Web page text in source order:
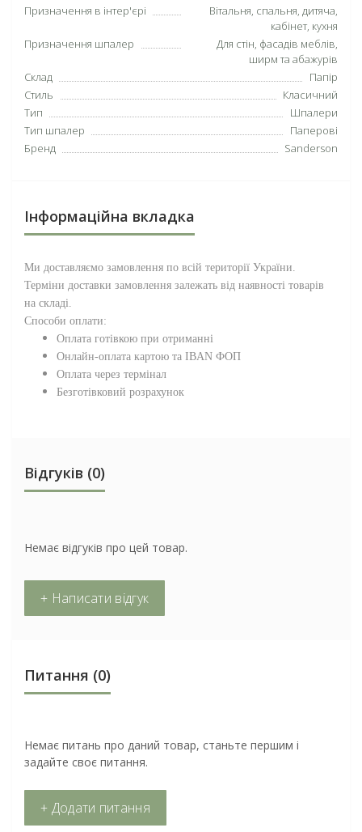
Призначення в інтер'єрі
Вітальня, спальня, дитяча,
кабінет, кухня
Призначення шпалер
Для стін, фасадів меблів,
ширм та абажурів
Склад
Папір
Стиль
Класичний
Тип
Шпалери
Тип шпалер
Паперові
Бренд
Sanderson
Інформаційна вкладка
Ми доставляємо замовлення по всій території України.
Терміни доставки замовлення залежать від наявності товарів
на складі.
Способи оплати:
Оплата готівкою при отриманні
Онлайн-оплата картою та IBAN ФОП
Оплата через термінал
Безготівковий розрахунок
Відгуків (0)
Немає відгуків про цей товар.
+ Написати відгук
Питання (0)
Немає питань про даний товар, станьте першим і
задайте своє питання.
+ Додати питання